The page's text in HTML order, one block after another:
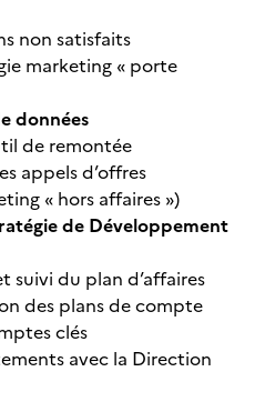
non satisfaits
marketing « porte
données
de remontée
appels d’offres
« hors affaires »)
de Développement
suivi du plan d’affaires
des plans de compte
clés
avec la Direction